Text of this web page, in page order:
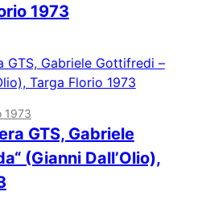
1973
1973
GTS, Gabriele
(Gianni Dall’Olio),